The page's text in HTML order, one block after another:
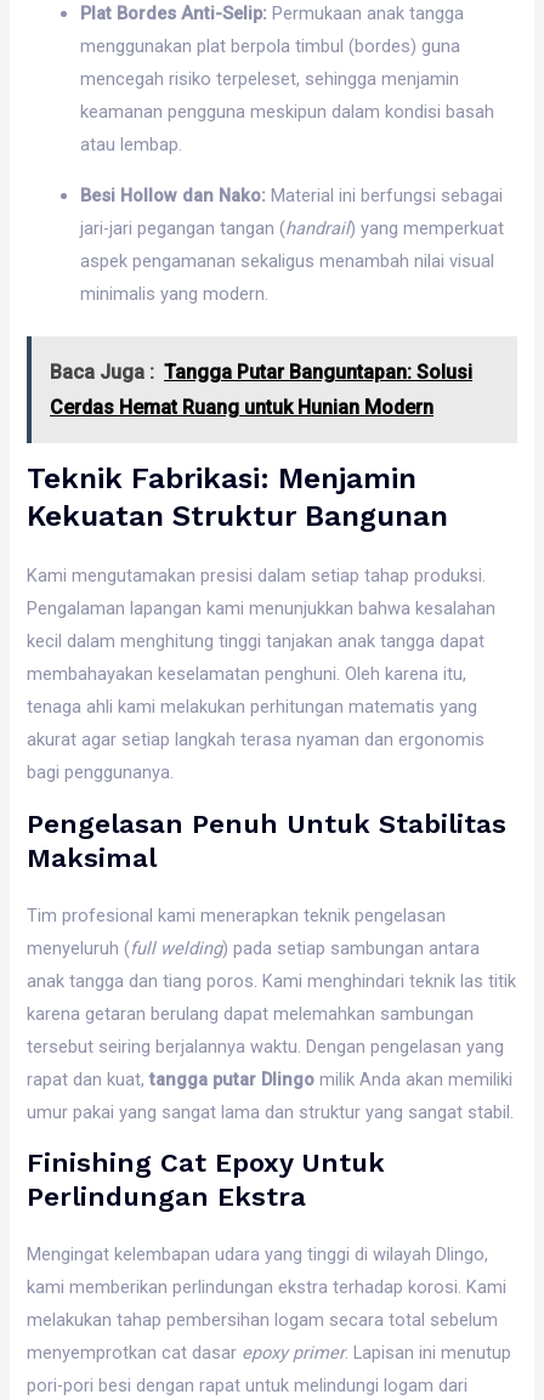
Plat Bordes Anti-Selip: Permukaan anak tangga
menggunakan plat berpola timbul (bordes) guna
mencegah risiko terpeleset, sehingga menjamin
keamanan pengguna meskipun dalam kondisi basah
atau lembap.
Besi Hollow dan Nako: Material ini berfungsi sebagai
jari-jari pegangan tangan (handrail) yang memperkuat
aspek pengamanan sekaligus menambah nilai visual
minimalis yang modern.
Baca Juga : Tangga Putar Banguntapan: Solusi
Cerdas Hemat Ruang untuk Hunian Modern
Teknik Fabrikasi: Menjamin
Kekuatan Struktur Bangunan
Kami mengutamakan presisi dalam setiap tahap produksi.
Pengalaman lapangan kami menunjukkan bahwa kesalahan
kecil dalam menghitung tinggi tanjakan anak tangga dapat
membahayakan keselamatan penghuni. Oleh karena itu,
tenaga ahli kami melakukan perhitungan matematis yang
akurat agar setiap langkah terasa nyaman dan ergonomis
bagi penggunanya.
Pengelasan Penuh Untuk Stabilitas
Maksimal
Tim profesional kami menerapkan teknik pengelasan
menyeluruh (full welding) pada setiap sambungan antara
anak tangga dan tiang poros. Kami menghindari teknik las titik
karena getaran berulang dapat melemahkan sambungan
tersebut seiring berjalannya waktu. Dengan pengelasan yang
rapat dan kuat,tangga putar Dlingo milik Anda akan memiliki
umur pakai yang sangat lama dan struktur yang sangat stabil.
Finishing Cat Epoxy Untuk
Perlindungan Ekstra
Mengingat kelembapan udara yang tinggi di wilayah Dlingo,
kami memberikan perlindungan ekstra terhadap korosi. Kami
melakukan tahap pembersihan logam secara total sebelum
menyemprotkan cat dasar epoxy primer. Lapisan ini menutup
pori-pori besi dengan rapat untuk melindungi logam dari